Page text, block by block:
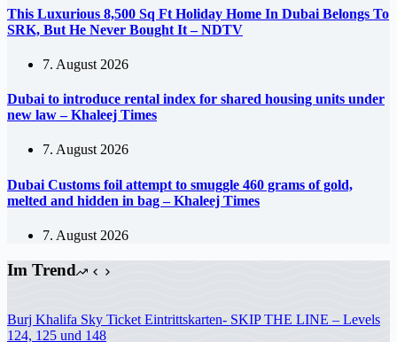
This Luxurious 8,500 Sq Ft Holiday Home In Dubai Belongs To
SRK, But He Never Bought It – NDTV
7. August 2026
Dubai to introduce rental index for shared housing units under
new law – Khaleej Times
7. August 2026
Dubai Customs foil attempt to smuggle 460 grams of gold,
melted and hidden in bag – Khaleej Times
7. August 2026
Im Trend
Burj Khalifa Sky Ticket Eintrittskarten- SKIP THE LINE – Levels
124, 125 und 148